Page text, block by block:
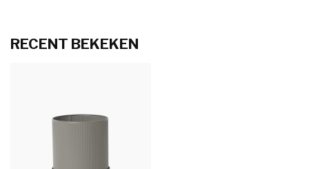
RECENT BEKEKEN